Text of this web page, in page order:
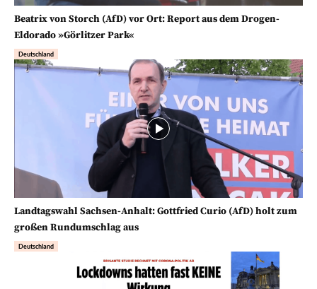
Beatrix von Storch (AfD) vor Ort: Report aus dem Drogen-
Eldorado »Görlitzer Park«
Deutschland
Landtagswahl Sachsen-Anhalt: Gottfried Curio (AfD) holt zum
großen Rundumschlag aus
Deutschland